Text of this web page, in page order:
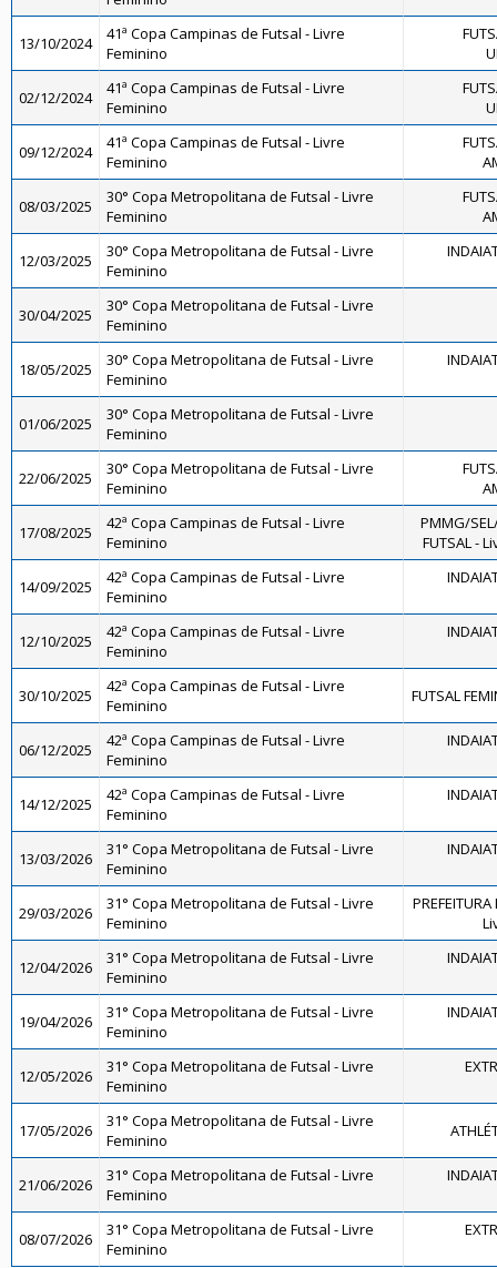
13/10/2024
41ª Copa Campinas de Futsal - Livre
Feminino
02/12/2024
41ª Copa Campinas de Futsal - Livre
Feminino
09/12/2024
41ª Copa Campinas de Futsal - Livre
Feminino
08/03/2025
30° Copa Metropolitana de Futsal - Livre
Feminino
12/03/2025
30° Copa Metropolitana de Futsal - Livre
Feminino
30/04/2025
30° Copa Metropolitana de Futsal - Livre
Feminino
18/05/2025
30° Copa Metropolitana de Futsal - Livre
Feminino
01/06/2025
30° Copa Metropolitana de Futsal - Livre
Feminino
22/06/2025
30° Copa Metropolitana de Futsal - Livre
Feminino
17/08/2025
42ª Copa Campinas de Futsal - Livre
Feminino
PMMG/
FUTSAL -
14/09/2025
42ª Copa Campinas de Futsal - Livre
Feminino
12/10/2025
42ª Copa Campinas de Futsal - Livre
Feminino
30/10/2025
42ª Copa Campinas de Futsal - Livre
Feminino
FUTSAL
06/12/2025
42ª Copa Campinas de Futsal - Livre
Feminino
14/12/2025
42ª Copa Campinas de Futsal - Livre
Feminino
13/03/2026
31° Copa Metropolitana de Futsal - Livre
Feminino
29/03/2026
31° Copa Metropolitana de Futsal - Livre
Feminino
12/04/2026
31° Copa Metropolitana de Futsal - Livre
Feminino
19/04/2026
31° Copa Metropolitana de Futsal - Livre
Feminino
12/05/2026
31° Copa Metropolitana de Futsal - Livre
Feminino
17/05/2026
31° Copa Metropolitana de Futsal - Livre
Feminino
21/06/2026
31° Copa Metropolitana de Futsal - Livre
Feminino
08/07/2026
31° Copa Metropolitana de Futsal - Livre
Feminino